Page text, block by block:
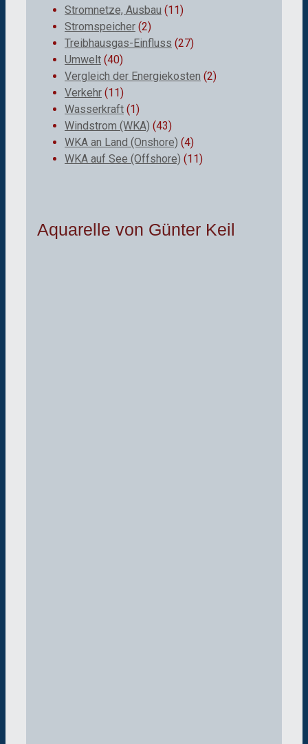
Stromnetze, Ausbau (11)
Stromspeicher (2)
Treibhausgas-Einfluss (27)
Umwelt (40)
Vergleich der Energiekosten (2)
Verkehr (11)
Wasserkraft (1)
Windstrom (WKA) (43)
WKA an Land (Onshore) (4)
WKA auf See (Offshore) (11)
Aquarelle von Günter Keil